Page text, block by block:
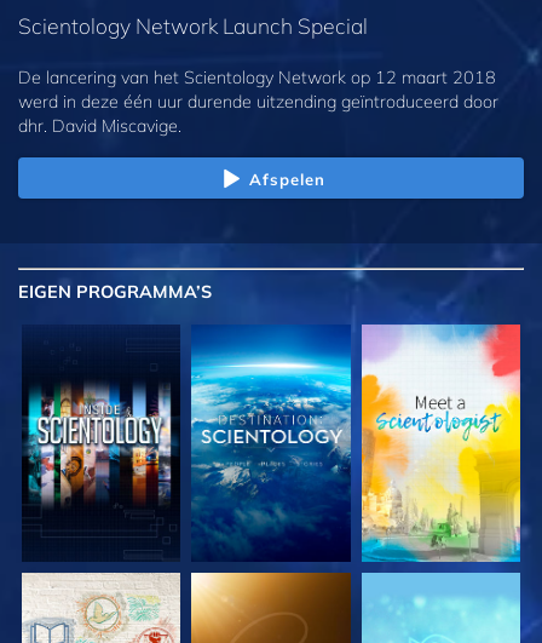
Scientology Network Launch Special
De lancering van het Scientology Network op 12 maart 2018
werd in deze één uur durende uitzending geïntroduceerd door
dhr. David Miscavige.
Afspelen
EIGEN PROGRAMMA’S